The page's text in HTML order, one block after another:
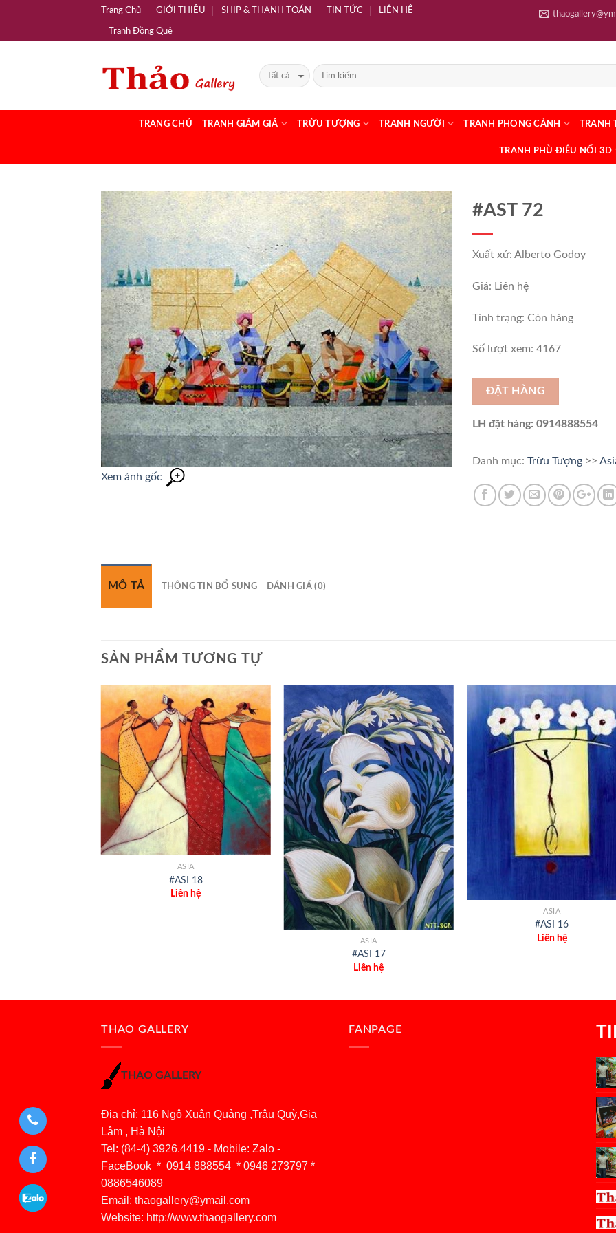
Trang Chủ GIỚI THIỆU SHIP & THANH TOÁN TIN TỨC LIÊN HỆ
Tranh Đồng Quê
TRANG CHỦ TRANH GIẢM GIÁ TRỪU TƯỢNG TRANH NGƯỜI TRANH PHONG CẢNH TRANH
TRANH PHÙ ĐIÊU NỔI 3D
Xem ảnh gốc
#AST 72
Xuất xứ: Alberto Godoy
Giá: Liên hệ
Tình trạng: Còn hàng
Số lượt xem: 4167
ĐẶT HÀNG
LH đặt hàng: 0914888554
Danh mục: Trừu Tượng >>
MÔ TẢ THÔNG TIN BỔ SUNG ĐÁNH GIÁ (0)
SẢN PHẨM TƯƠNG TỰ
+
ASIA
#ASI 18
Liên hệ
+
ASIA
#ASI 17
Liên hệ
ASIA
#ASI 16
Liên hệ
THAO GALLERY
THAO GALLERY
Địa chỉ: 116 Ngô Xuân Quảng ,Trâu Quỳ,Gia
Lâm , Hà Nội
Tel: (84-4) 3926.4419 - Mobile: Zalo -
FaceBook * 0914 888554 * 0946 273797 *
0886546089
Email: thaogallery@ymail.com
Website: http://www.thaogallery.com
FANPAGE